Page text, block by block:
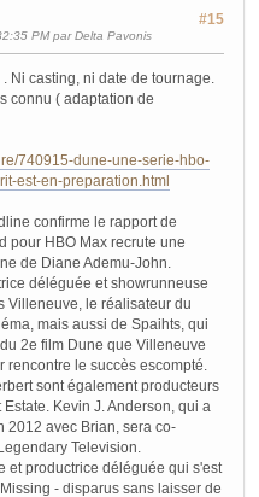
#15
PM par Delta Pavonis
Ni casting, ni date de tournage.
connu ( adaptation de
740915-dune-une-serie-hbo-
est-en-preparation.html
confirme le rapport de
pour HBO Max recrute une
de Diane Ademu-John.
déléguée et showrunneuse
Villeneuve, le réalisateur du
mais aussi de Spaihts, qui
2e film Dune que Villeneuve
rencontre le succès escompté.
sont également producteurs
Kevin J. Anderson, qui a
avec Brian, sera co-
Television.
et productrice déléguée qui s'est
- disparus sans laisser de